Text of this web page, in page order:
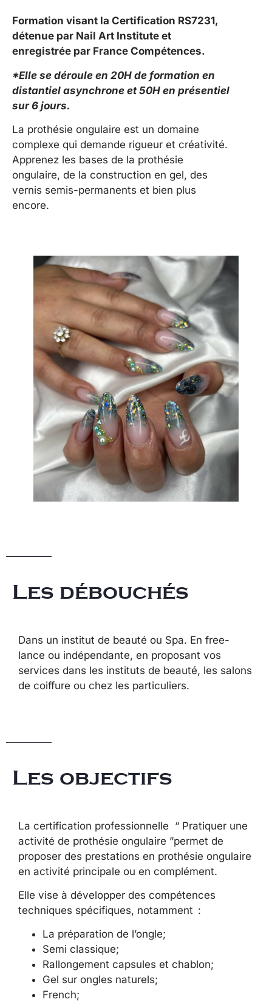
Formation visant la Certification RS7231,
détenue par Nail Art Institute et
enregistrée par France Compétences.
*Elle se déroule en 20H de formation en
distantiel asynchrone et 50H en présentiel
sur 6 jours.
La prothésie ongulaire est un domaine
complexe qui demande rigueur et créativité.
Apprenez les bases de la prothésie
ongulaire, de la construction en gel, des
vernis semis-permanents et bien plus
encore.
Les débouchés
Dans un institut de beauté ou Spa. En free-
lance ou indépendante, en proposant vos
services dans les instituts de beauté, les salons
de coiffure ou chez les particuliers.
Les objectifs
La certification professionnelle “ Pratiquer une
activité de prothésie ongulaire ”permet de
proposer des prestations en prothésie ongulaire
en activité principale ou en complément.
Elle vise à développer des compétences
techniques spécifiques, notamment :
La préparation de l’ongle;
Semi classique;
Rallongement capsules et chablon;
Gel sur ongles naturels;
French;